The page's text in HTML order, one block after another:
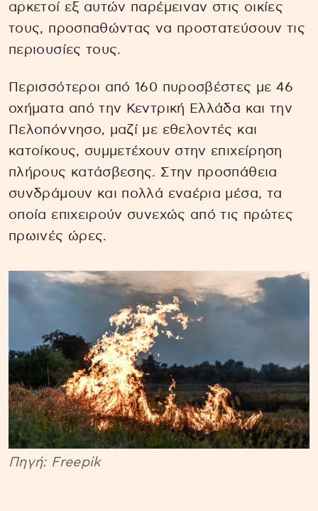
αρκετοί εξ αυτών παρέμειναν στις οικίες
τους, προσπαθώντας να προστατεύσουν τις
περιουσίες τους.
Περισσότεροι από 160 πυροσβέστες με 46
οχήματα από την Κεντρική Ελλάδα και την
Πελοπόννησο, μαζί με εθελοντές και
κατοίκους, συμμετέχουν στην επιχείρηση
πλήρους κατάσβεσης. Στην προσπάθεια
συνδράμουν και πολλά εναέρια μέσα, τα
οποία επιχειρούν συνεχώς από τις πρώτες
πρωινές ώρες.
Πηγή: Freepik